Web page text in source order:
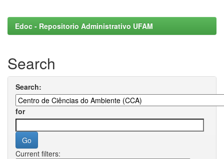
Edoc - Repositorio Administrativo UFAM
Search
Search:
for
Current filters: